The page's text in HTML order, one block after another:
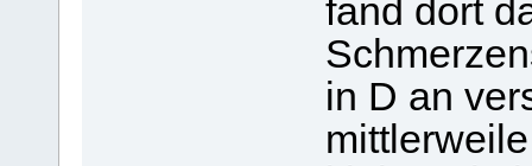
fand dort
in D an